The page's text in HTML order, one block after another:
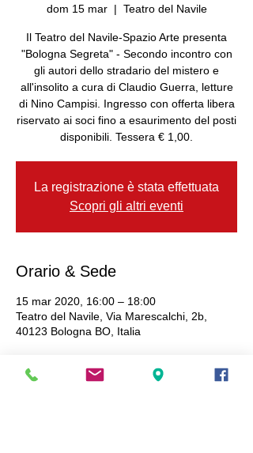
dom 15 mar
  |
Teatro del Navile
Il Teatro del Navile-Spazio Arte presenta
"Bologna Segreta" - Secondo incontro con
gli autori dello stradario del mistero e
all'insolito a cura di Claudio Guerra, letture
di Nino Campisi. Ingresso con offerta libera
riservato ai soci fino a esaurimento del posti
disponibili. Tessera € 1,00.
La registrazione è stata effettuata
Scopri gli altri eventi
Orario & Sede
15 mar 2020, 16:00 – 18:00
Teatro del Navile, Via Marescalchi, 2b,
40123 Bologna BO, Italia